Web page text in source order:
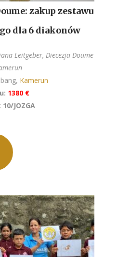
zakup zestawu
dla 6 diakonów
Leitgeber, Diecezja Doume
Kamerun
1380 €
10/JOZGA